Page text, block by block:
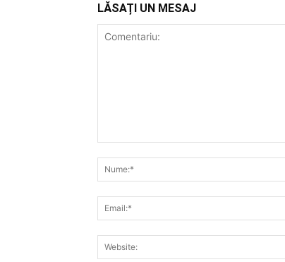
LĂSAȚI UN MESAJ